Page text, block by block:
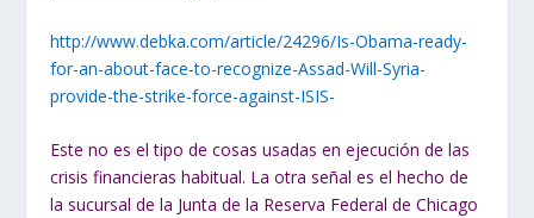
http://www.debka.com/article/24296/Is-Obama-ready-
for-an-about-face-to-recognize-Assad-Will-Syria-
provide-the-strike-force-against-ISIS-
Este no es el tipo de cosas usadas en ejecución de las
crisis financieras habitual. La otra señal es el hecho de
la sucursal de la Junta de la Reserva Federal de Chicago